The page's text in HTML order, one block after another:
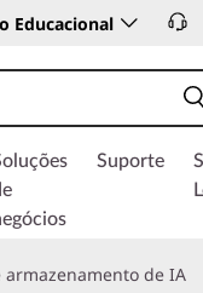
Educacional
Suporte
armazenamento de IA